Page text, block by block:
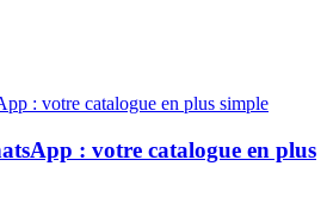
: votre catalogue en plus